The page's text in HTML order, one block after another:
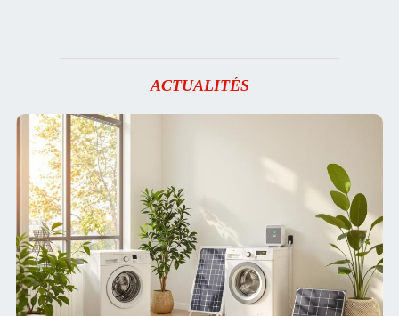
ACTUALITÉS